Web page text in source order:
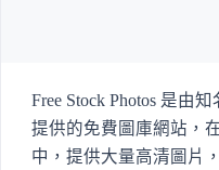
Free Stock Photos 是由
提供的免費圖庫網站，在
中，提供大量高清圖片